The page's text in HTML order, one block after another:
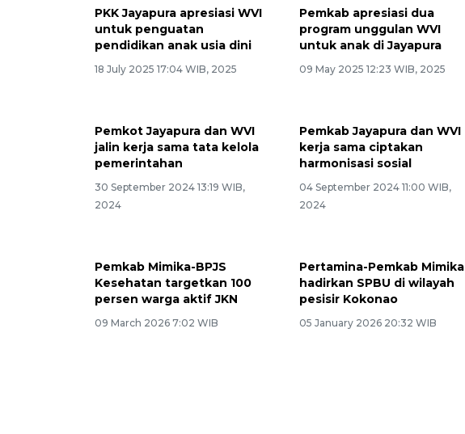
PKK Jayapura apresiasi WVI
untuk penguatan
pendidikan anak usia dini
18 July 2025 17:04 WIB, 2025
Pemkab apresiasi dua
program unggulan WVI
untuk anak di Jayapura
09 May 2025 12:23 WIB, 2025
Pemkot Jayapura dan WVI
jalin kerja sama tata kelola
pemerintahan
30 September 2024 13:19 WIB,
2024
Pemkab Jayapura dan WVI
kerja sama ciptakan
harmonisasi sosial
04 September 2024 11:00 WIB,
2024
Pemkab Mimika-BPJS
Kesehatan targetkan 100
persen warga aktif JKN
09 March 2026 7:02 WIB
Pertamina-Pemkab Mimika
hadirkan SPBU di wilayah
pesisir Kokonao
05 January 2026 20:32 WIB